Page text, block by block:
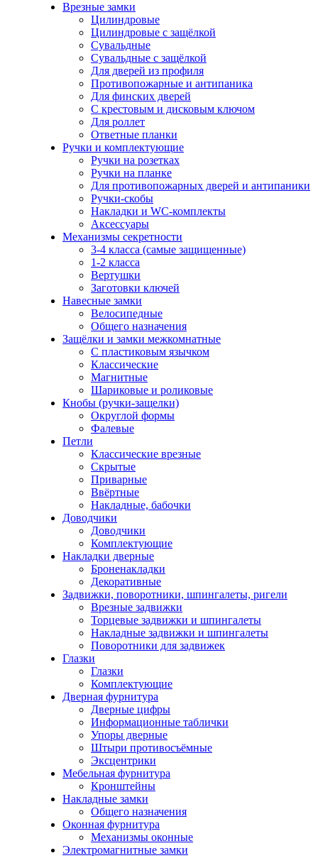
Врезные замки
Цилиндровые
Цилиндровые с защёлкой
Сувальдные
Сувальдные с защёлкой
Для дверей из профиля
Противопожарные и антипаника
Для финских дверей
С крестовым и дисковым ключом
Для роллет
Ответные планки
Ручки и комплектующие
Ручки на розетках
Ручки на планке
Для противопожарных дверей и антипаники
Ручки-скобы
Накладки и WC-комплекты
Аксессуары
Механизмы секретности
3-4 класса (самые защищенные)
1-2 класса
Вертушки
Заготовки ключей
Навесные замки
Велосипедные
Общего назначения
Защёлки и замки межкомнатные
С пластиковым язычком
Классические
Магнитные
Шариковые и роликовые
Кнобы (ручки-защелки)
Округлой формы
Фалевые
Петли
Классические врезные
Скрытые
Приварные
Ввёртные
Накладные, бабочки
Доводчики
Доводчики
Комплектующие
Накладки дверные
Броненакладки
Декоративные
Задвижки, поворотники, шпингалеты, ригели
Врезные задвижки
Торцевые задвижки и шпингалеты
Накладные задвижки и шпингалеты
Поворотники для задвижек
Глазки
Глазки
Комплектующие
Дверная фурнитура
Дверные цифры
Информационные таблички
Упоры дверные
Штыри противосъёмные
Эксцентрики
Мебельная фурнитура
Кронштейны
Накладные замки
Общего назначения
Оконная фурнитура
Механизмы оконные
Электромагнитные замки